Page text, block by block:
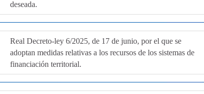
deseada.
Real Decreto-ley 6/2025, de 17 de junio, por el que se
adoptan medidas relativas a los recursos de los sistemas de
financiación territorial.